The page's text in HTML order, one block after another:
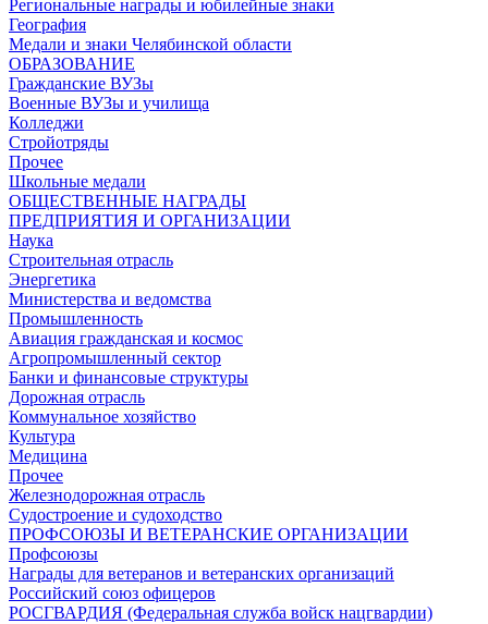
Региональные награды и юбилейные знаки
География
Медали и знаки Челябинской области
ОБРАЗОВАНИЕ
Гражданские ВУЗы
Военные ВУЗы и училища
Колледжи
Стройотряды
Прочее
Школьные медали
ОБЩЕСТВЕННЫЕ НАГРАДЫ
ПРЕДПРИЯТИЯ И ОРГАНИЗАЦИИ
Наука
Строительная отрасль
Энергетика
Министерства и ведомства
Промышленность
Авиация гражданская и космос
Агропромышленный сектор
Банки и финансовые структуры
Дорожная отрасль
Коммунальное хозяйство
Культура
Медицина
Прочее
Железнодорожная отрасль
Судостроение и судоходство
ПРОФСОЮЗЫ И ВЕТЕРАНСКИЕ ОРГАНИЗАЦИИ
Профсоюзы
Награды для ветеранов и ветеранских организаций
Российский союз офицеров
РОСГВАРДИЯ (Федеральная служба войск нацгвардии)